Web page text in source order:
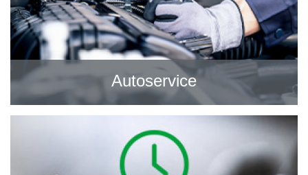
Autoservice